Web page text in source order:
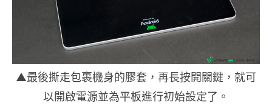
▲最後撕走包裹機身的膠套，再長按開關鍵，就可
以開啟電源並為平板進行初始設定了。